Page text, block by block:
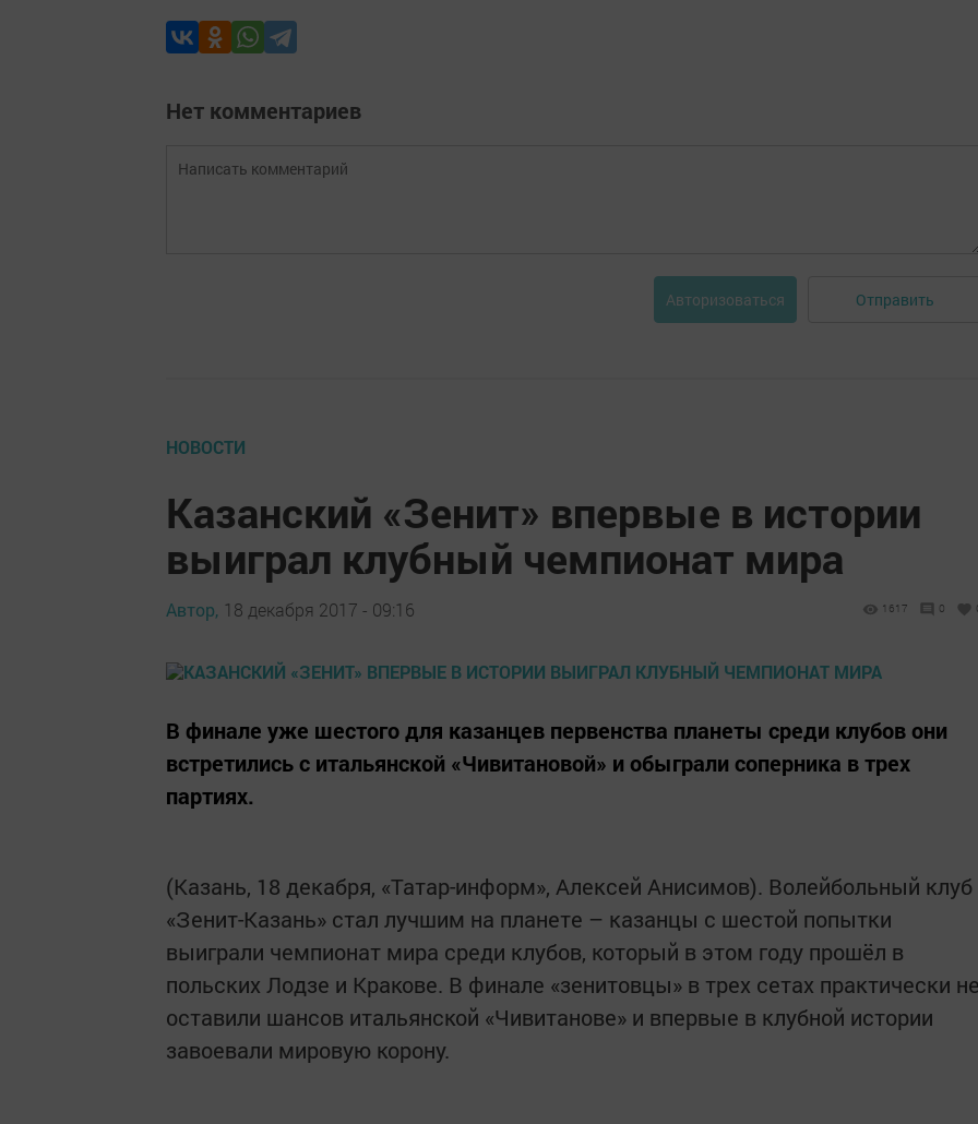
Нет комментариев
Авторизоваться Отправить
НОВОСТИ
Казанский «Зенит» впервые в истории
выиграл клубный чемпионат мира
Автор, 18 декабря 2017 - 09:16 1617 0
В финале уже шестого для казанцев первенства планеты среди клубов они
встретились с итальянской «Чивитановой» и обыграли соперника в трех
партиях.
(Казань, 18 декабря, «Татар-информ», Алексей Анисимов). Волейбольный клуб
«Зенит-Казань» стал лучшим на планете – казанцы с шестой попытки
выиграли чемпионат мира среди клубов, который в этом году прошёл в
польских Лодзе и Кракове. В финале «зенитовцы» в трех сетах практически
оставили шансов итальянской «Чивитанове» и впервые в клубной истории
завоевали мировую корону.